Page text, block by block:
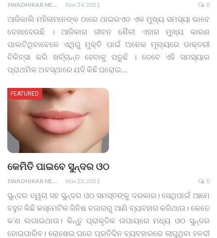
SWADHIKAR NEWS Nov 24, 2021 0
ଆଜିକାଲି ମହିଳାମାନଙ୍କ ଠାରେ ଥାଇରଏଡ ଏକ ମୁଖ୍ୟ ସମସ୍ୟା ଭାବେ
ଦେଖାଦେଉଛି । ଆଜିକାର ଜୀବନ ଶୈଳୀ ଏହାର ମୁଖ୍ୟ କାରଣ
ପାଲଟିଥିବାବେଳେ ଏଥିରୁ ମୁକ୍ତି ପାଇଁ ଅନେକ ମୂଲ୍ୟରେ ଡାକ୍ତରୀ
ଚିକିତ୍ସା କରି ଖର୍ଚ୍ଚାନ୍ତ ହେବାକୁ ପଡୁଛି । ତେବେ ଏହି ସମସ୍ୟାର
ପ୍ରାଥମିକ ଅବସ୍ଥାରେ ଯଦି କିଛି ଘରୋଇ
FEATURED
କେମିତି ପାଇବେ ସୁନ୍ଦର ଓଠ
SWADHIKAR NEWS Nov 23, 2021 0
ସୁନ୍ଦର ତ୍ୱଚା ସହ ସୁନ୍ଦର ଓଠ ସମସ୍ତଙ୍କୁ ଦରକାର। ସେଥିପାଇଁ ଆମେ
ବହୁତ କିଛି କସ୍‌ମେଟିକ ଜିନିଷ ବଜାରରୁ ଆଣି ବ୍ୟବହାର କରିଥାଉ। କେତେ
କ’ଣ ଲଗାଇଥାଉ। କିନ୍ତୁ ପ୍ରାକୃତିକ ଉପାୟରେ ମଧ୍ୟ ଓଠ ସୁନ୍ଦର
ହୋଇପାରିବ। ରୋଷେଇ ଘରେ ପ୍ରତିଦିନ ବ୍ୟବହାରରେ ଲାଗୁଥିବା ହଳଦୀ